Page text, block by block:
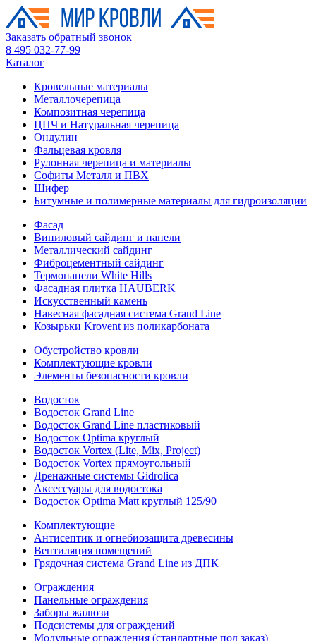
Заказать обратный звонок
8 495 032-77-99
Каталог
Кровельные материалы
Металлочерепица
Композитная черепица
ЦПЧ и Натуральная черепица
Ондулин
Фальцевая кровля
Рулонная черепица и материалы
Софиты Металл и ПВХ
Шифер
Битумные и полимерные материалы для гидроизоляции
Фасад
Виниловый сайдинг и панели
Металлический сайдинг
Фиброцементный сайдинг
Термопанели White Hills
Фасадная плитка HAUBERK
Искусственный камень
Навесная фасадная система Grand Line
Козырьки Krovent из поликарбоната
Обустройство кровли
Комплектующие кровли
Элементы безопасности кровли
Водосток
Водосток Grand Line
Водосток Grand Line пластиковый
Водосток Optima круглый
Водосток Vortex (Lite, Mix, Project)
Водосток Vortex прямоугольный
Дренажные системы Gidrolica
Аксессуары для водостока
Водосток Optima Matt круглый 125/90
Комплектующие
Антисептик и огнебиозащита древесины
Вентиляция помещений
Грядочная система Grand Line из ДПК
Ограждения
Панельные ограждения
Заборы жалюзи
Подсистемы для ограждений
Модульные ограждения (стандартные под заказ)